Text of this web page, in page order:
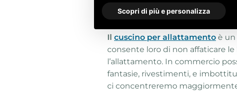
Scopri di più e personalizza
farro
Il cuscino per allattamento è
consente loro di non affaticare
l’allattamento. In commercio
fantasie, rivestimenti, e
ci concentreremo